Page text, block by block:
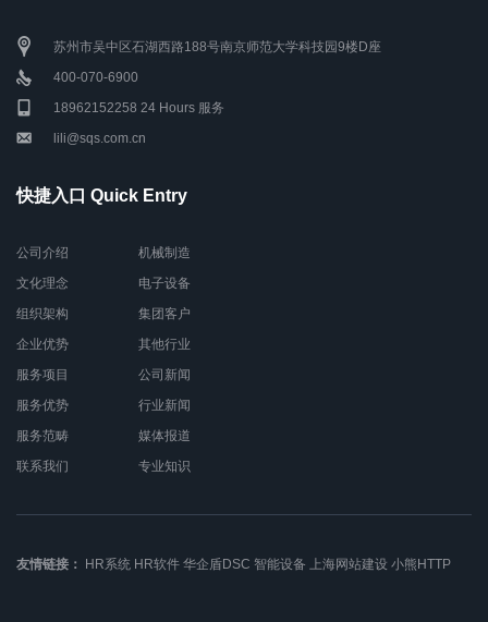
苏州市吴中区石湖西路188号南京师范大学科技园9楼D座
400-070-6900
18962152258 24 Hours 服务
lili@sqs.com.cn
快捷入口 Quick Entry
公司介绍
文化理念
组织架构
企业优势
服务项目
服务优势
服务范畴
联系我们
机械制造
电子设备
集团客户
其他行业
公司新闻
行业新闻
媒体报道
专业知识
友情链接： HR系统 HR软件 华企盾DSC 智能设备 上海网站建设 小熊HTTP